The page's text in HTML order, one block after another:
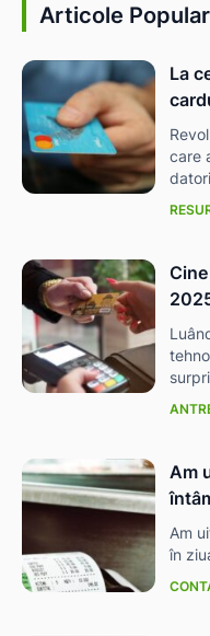
Articole
La
care
Am
Am
în